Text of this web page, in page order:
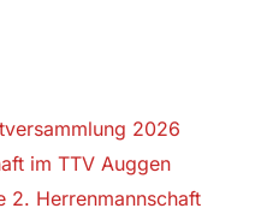
2026
im TTV Auggen
2. Herrenmannschaft